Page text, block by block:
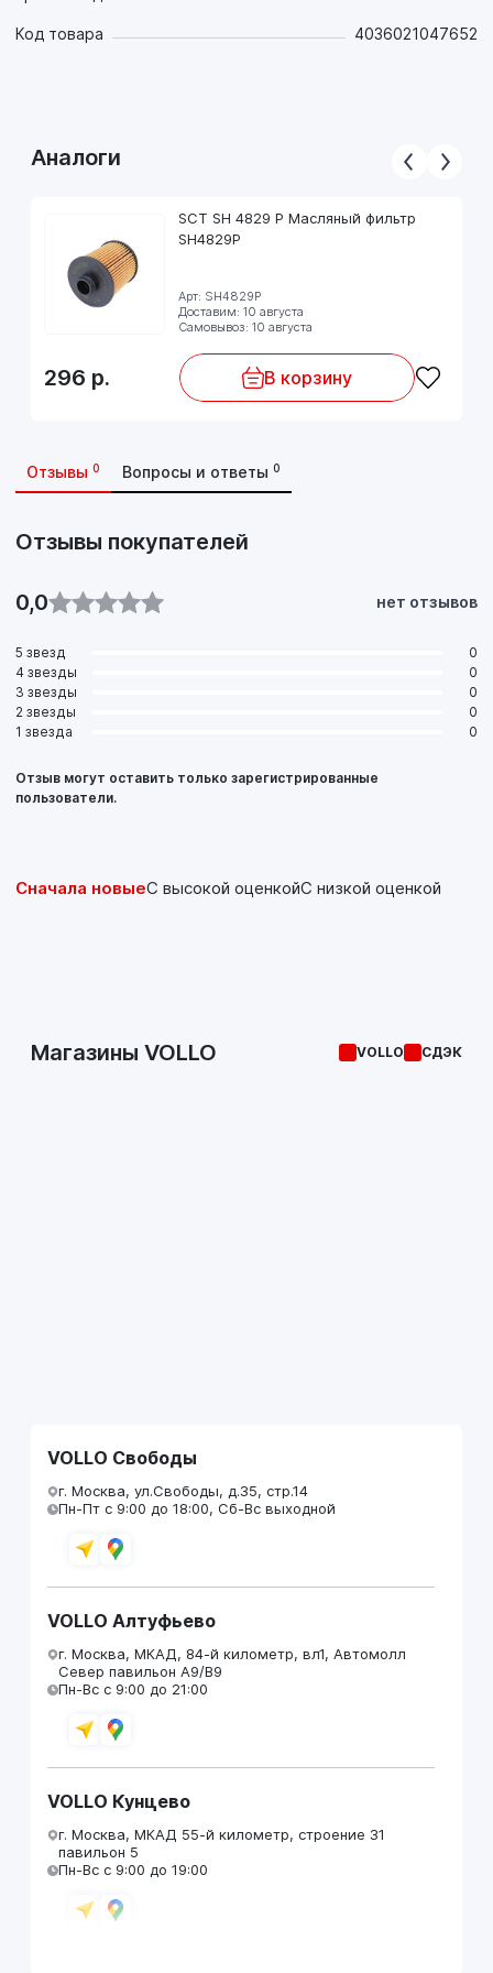
Код товара 4036021047652
Аналоги
SCT SH 4829 P Масляный фильтр
SH4829P
Арт: SH4829P
Доставим: 10 августа
Самовывоз: 10 августа
296 р. В корзину
Отзывы 0 Вопросы и ответы 0
Отзывы покупателей
0,0 нет отзывов
5 звезд
0
4 звезды
0
3 звезды
0
2 звезды
0
1 звезда
0
Отзыв могут оставить только зарегистрированные
пользователи.
Сначала новыеС высокой оценкойС низкой оценкой
Магазины VOLLO VOLLO СДЭК
VOLLO Свободы
г. Москва, ул.Свободы, д.35, стр.14
Пн-Пт с 9:00 до 18:00, Сб-Вс выходной
VOLLO Алтуфьево
г. Москва, МКАД, 84-й километр, вл1, Автомолл
Север павильон А9/В9
Пн-Вс с 9:00 до 21:00
VOLLO Кунцево
г. Москва, МКАД 55-й километр, строение 31
павильон 5
Пн-Вс с 9:00 до 19:00